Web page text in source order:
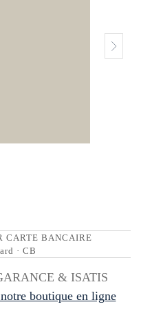
CARTE BANCAIRE
· CB
& ISATIS
boutique en ligne